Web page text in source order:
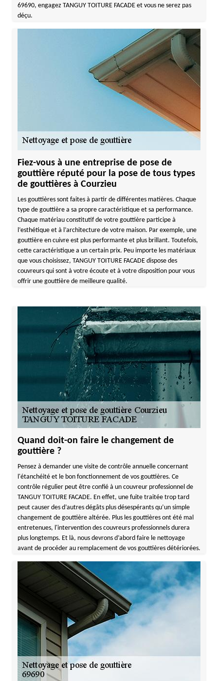
69690, engagez TANGUY TOITURE FACADE et vous ne serez pas
déçu.
Fiez-vous à une entreprise de pose de
gouttière réputé pour la pose de tous types
de gouttières à Courzieu
Les gouttières sont faites à partir de différentes matières. Chaque
type de gouttière a sa propre caractéristique et sa performance.
Chaque matériau constitutif de votre gouttière participe à
l’esthétique et à l’architecture de votre maison. Par exemple, une
gouttière en cuivre est plus performante et plus brillant. Toutefois,
cette caractéristique a un certain prix. Peu importe les matériaux
que vous choisissez, TANGUY TOITURE FACADE dispose des
couvreurs qui sont à votre écoute et à votre disposition pour vous
offrir une gouttière de meilleure qualité.
Quand doit-on faire le changement de
gouttière ?
Pensez à demander une visite de contrôle annuelle concernant
l'étanchéité et le bon fonctionnement de vos gouttières. Ce
contrôle régulier peut être confié à un couvreur professionnel de
TANGUY TOITURE FACADE. En effet, une fuite traitée trop tard
peut causer des d’autres dégâts plus désespérants qu’un simple
changement de gouttière altérée. Plus les gouttières ont été mal
entretenues, l'intervention des couvreurs professionnels durera
plus longtemps. Et là, nous devrons d’abord faire le nettoyage
avant de procéder au remplacement de vos gouttières détériorées.